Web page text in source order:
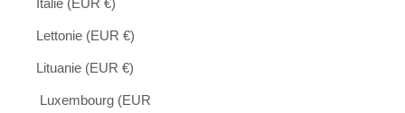
Italie (EUR €)
Lettonie (EUR €)
Lituanie (EUR €)
Luxembourg (EUR